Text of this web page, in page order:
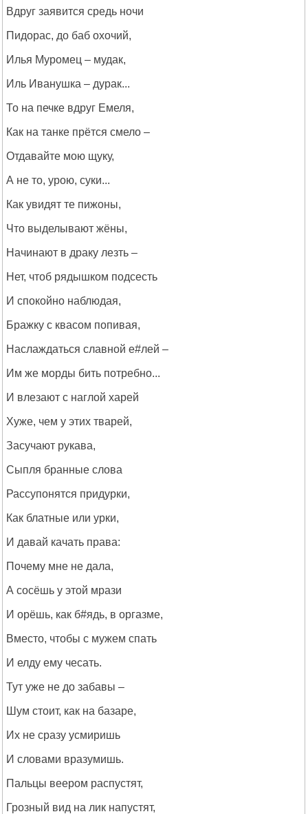
Вдруг заявится средь ночи
Пидорас, до баб охочий,
Илья Муромец – мудак,
Иль Иванушка – дурак...
То на печке вдруг Емеля,
Как на танке прётся смело –
Отдавайте мою щуку,
А не то, урою, суки...
Как увидят те пижоны,
Что выделывают жёны,
Начинают в драку лезть –
Нет, чтоб рядышком подсесть
И спокойно наблюдая,
Бражку с квасом попивая,
Наслаждаться славной е#лей –
Им же морды бить потребно...
И влезают с наглой харей
Хуже, чем у этих тварей,
Засучают рукава,
Сыпля бранные слова
Рассупонятся придурки,
Как блатные или урки,
И давай качать права:
Почему мне не дала,
А сосёшь у этой мрази
И орёшь, как б#ядь, в оргазме,
Вместо, чтобы с мужем спать
И елду ему чесать.
Тут уже не до забавы –
Шум стоит, как на базаре,
Их не сразу усмиришь
И словами вразумишь.
Пальцы веером распустят,
Грозный вид на лик напустят,